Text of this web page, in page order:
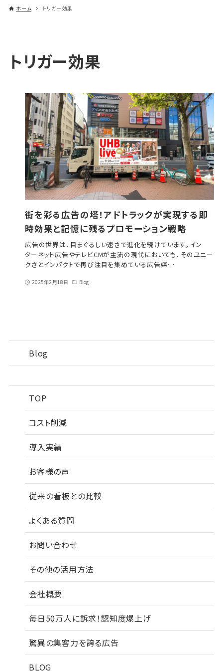
ホーム トリガー効果
トリガー効果
街を彩る広告の塔！アドトラックが実現する即
時効果と記憶に残るプロモーション戦略
広告の世界は、目まぐるしい速さで進化を続けています。イン
ターネット広告やテレビCMが主流の現代においても、そのユニー
クさとインパクトで再び注目を集めている広告媒…
2025年2月18日 Blog
Blog
TOP
コスト削減
導入実績
お客様の声
従来の看板との比較
よくある質問
お問い合わせ
その他の活用方法
会社概要
毎日50万人に訴求！認知度爆上げ
驚異の集客力を誇る広告
BLOG